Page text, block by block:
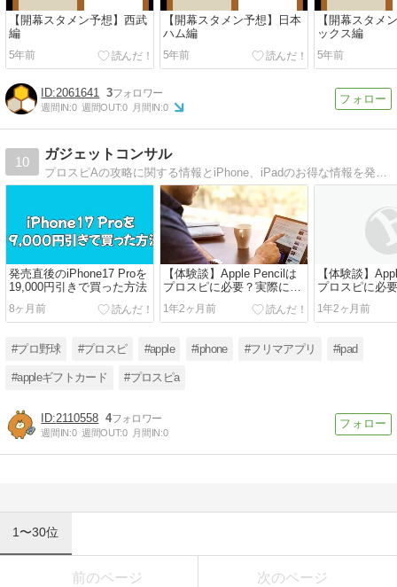
【開幕スタメン予想】西武
編
5年前
【開幕スタメン予想】日本
ハム編
5年前
【開幕スタメ
ックス編
5年前
2061641 3
週間IN:0 週間OUT:0 月間IN:0
10
ガジェットコンサル
プロスピAの攻略に関する情報とiPhone、iPadのお得な情報を発信しています。
発売直後のiPhone17 Proを
19,000円引きで買った方法
8ヶ月前
【体験談】Apple Pencilは
プロスピに必要？実際に使
った正直な感想
1年2ヶ月前
【体験談】
プロスピに必
してわかった
1年2ヶ月前
#プロ野球 #プロスピ #apple #iphone #フリマアプリ #ipad
#appleギフトカード #プロスピa
2110558 4
週間IN:0 週間OUT:0 月間IN:0
1〜30位
前のページ 次のページ